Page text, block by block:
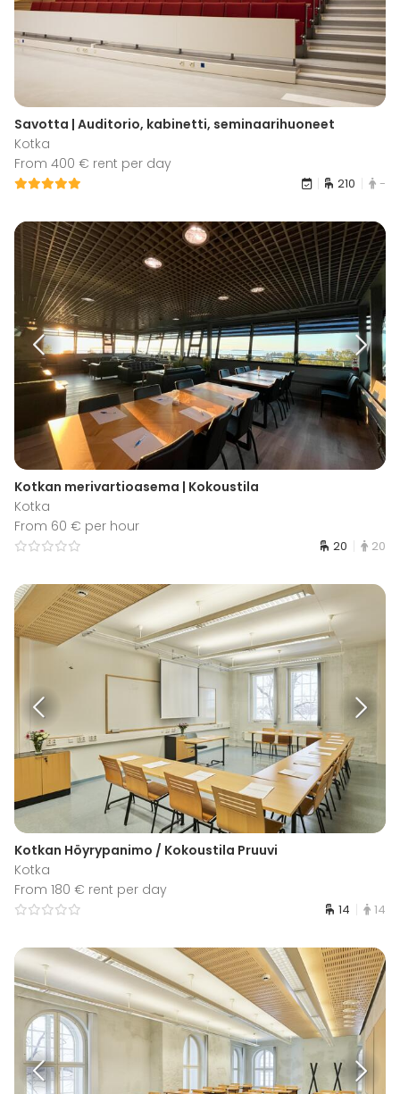
Savotta | Auditorio, kabinetti, seminaarihuoneet
Kotka
From 400 € rent per day
210 -
Kotkan merivartioasema | Kokoustila
Kotka
From 60 € per hour
20 20
Kotkan Höyrypanimo / Kokoustila Pruuvi
Kotka
From 180 € rent per day
14 14